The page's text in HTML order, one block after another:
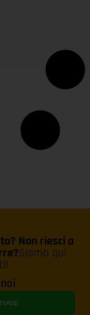
Non riesci a
Siamo qui